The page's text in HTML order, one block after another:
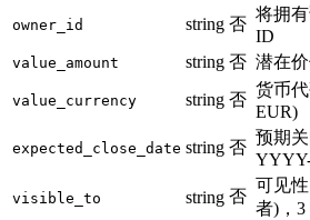
owner_id string 否
将拥
ID
value_amount string 否 潜在
value_currency string 否
货币
EUR)
expected_close_date string 否
预期
visible_to string 否
可见
者)，3